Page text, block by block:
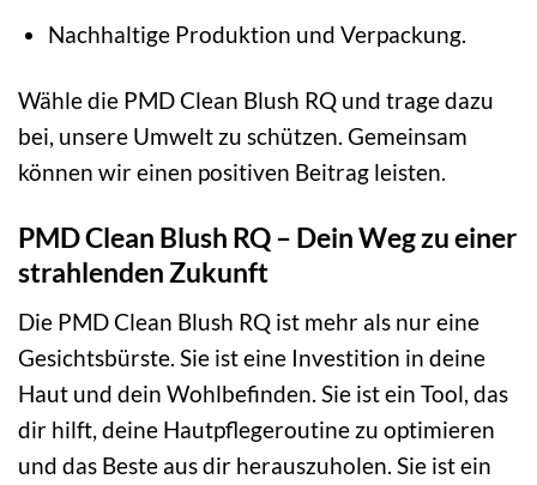
Nachhaltige Produktion und Verpackung.
Wähle die PMD Clean Blush RQ und trage dazu
bei, unsere Umwelt zu schützen. Gemeinsam
können wir einen positiven Beitrag leisten.
PMD Clean Blush RQ – Dein Weg zu einer
strahlenden Zukunft
Die PMD Clean Blush RQ ist mehr als nur eine
Gesichtsbürste. Sie ist eine Investition in deine
Haut und dein Wohlbefinden. Sie ist ein Tool, das
dir hilft, deine Hautpflegeroutine zu optimieren
und das Beste aus dir herauszuholen. Sie ist ein